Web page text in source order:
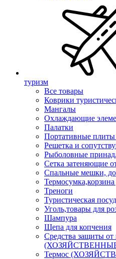
туризм
Все товары
Коврики
Мангалы
Охлаждающие
Палатки
Портативные плиты
Решетка и
Рыболовные
Сетка затеняющие
Спальные мешки,
Треноги
Туристическая
Уголь,товары для
Шампура
Щепа для копчения
Средства защиты от
Термос